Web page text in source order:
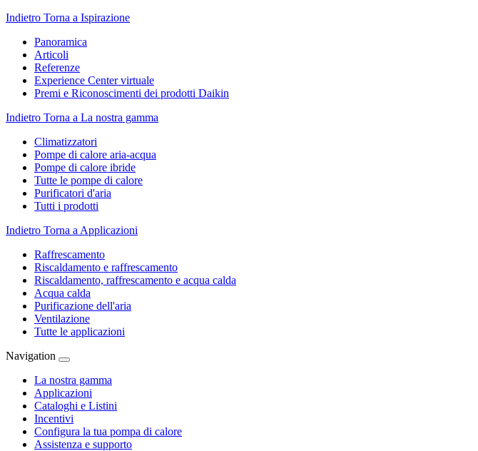
Indietro Torna a Ispirazione
Panoramica
Articoli
Referenze
Experience Center virtuale
Premi e Riconoscimenti dei prodotti Daikin
Indietro Torna a La nostra gamma
Climatizzatori
Pompe di calore aria-acqua
Pompe di calore ibride
Tutte le pompe di calore
Purificatori d'aria
Tutti i prodotti
Indietro Torna a Applicazioni
Raffrescamento
Riscaldamento e raffrescamento
Riscaldamento, raffrescamento e acqua calda
Acqua calda
Purificazione dell'aria
Ventilazione
Tutte le applicazioni
Navigation
La nostra gamma
Applicazioni
Cataloghi e Listini
Incentivi
Configura la tua pompa di calore
Assistenza e supporto